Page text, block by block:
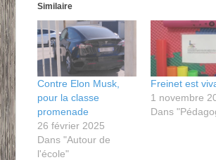
Similaire
Contre Elon Musk,
pour la classe
promenade
26 février 2025
Dans "Autour de
l'école"
Freinet est
1 novembre
Dans